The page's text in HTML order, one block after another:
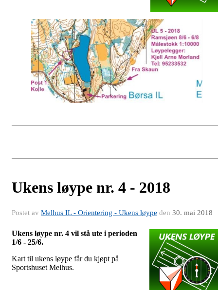
Ukens løype nr. 4 - 2018
Postet av Melhus IL - Orientering - Ukens løype den 30. mai 2018
Ukens løype nr. 4 vil stå ute i perioden
1/6 - 25/6.
Kart til ukens løype får du kjøpt på
Sportshuset Melhus.